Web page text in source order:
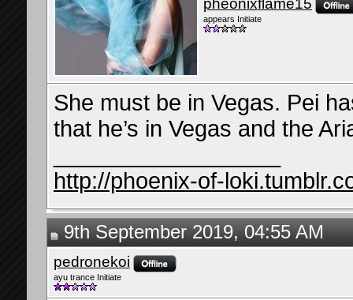
pheonixflame15
appears Initiate
She must be in Vegas. Pei
that he’s in Vegas and the
http://phoenix-of-
9th September 2019, 04:55 AM
pedronekoi
ayu trance Initiate